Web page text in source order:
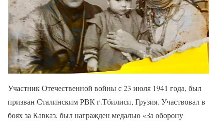
Участник Отечественной войны с 23 июля 1941 года, был
призван Сталинским РВК г.Тбилиси, Грузия. Участвовал в
боях за Кавказ, был награжден медалью «За оборону